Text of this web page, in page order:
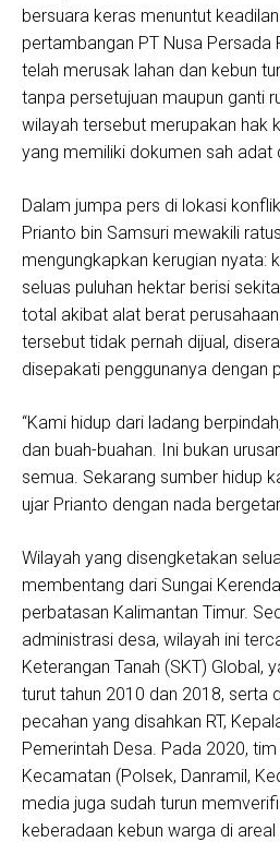
bersuara keras menuntut
pertambangan PT Nusa Persada
telah merusak lahan dan kebun
tanpa persetujuan maupun ganti
wilayah tersebut merupakan hak
yang memiliki dokumen sah adat
Dalam jumpa pers di lokasi
Prianto bin Samsuri mewakili
mengungkapkan kerugian nyata:
seluas puluhan hektar berisi
total akibat alat berat
tersebut tidak pernah dijual,
disepakati penggunanya dengan
“Kami hidup dari ladang
dan buah-buahan. Ini bukan
semua. Sekarang sumber hidup
ujar Prianto dengan nada
Wilayah yang disengketakan
membentang dari Sungai
perbatasan Kalimantan Timur.
administrasi desa, wilayah ini
Keterangan Tanah (SKT) Global,
turut tahun 2010 dan 2018, serta
pecahan yang disahkan RT,
Pemerintah Desa. Pada 2020,
Kecamatan (Polsek, Danramil,
media juga sudah turun
keberadaan kebun warga di